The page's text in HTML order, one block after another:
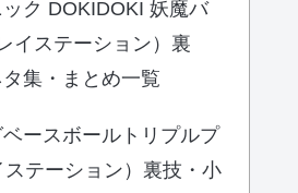
ク DOKIDOKI 妖魔バ
イステーション）裏
集・まとめ一覧
ースボールトリプルプ
ステーション）裏技・小